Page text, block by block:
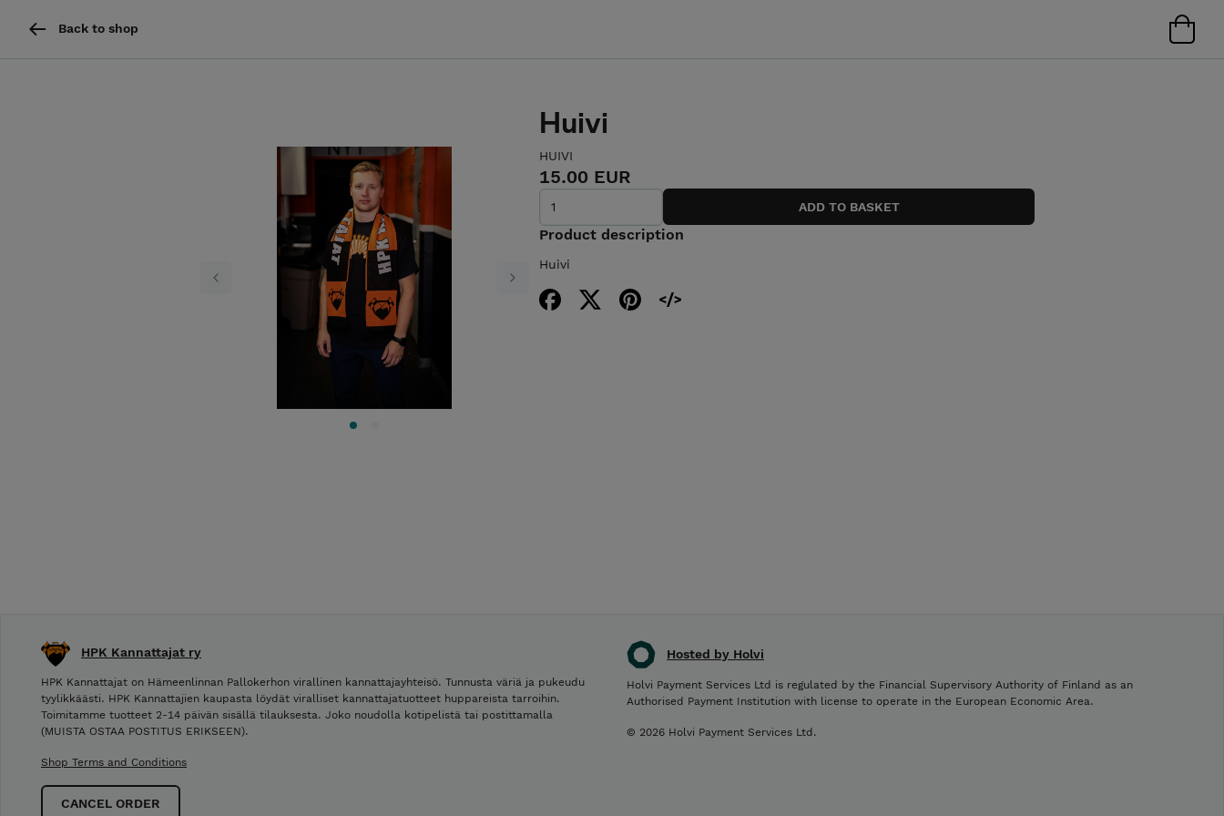
Back to shop
Previous Next
Huivi
HUIVI
15.00 EUR
Product description
Huivi
Hosted by Holvi
Holvi Payment Services Ltd is regulated by the Financial Supervisory Authority of Finland as an
Authorised Payment Institution with license to operate in the European Economic Area.
© 2026 Holvi Payment Services Ltd.
HPK Kannattajat ry
HPK Kannattajat on Hämeenlinnan Pallokerhon virallinen kannattajayhteisö. Tunnusta väriä ja pukeudu
tyylikkäästi. HPK Kannattajien kaupasta löydät viralliset kannattajatuotteet huppareista tarroihin.
Toimitamme tuotteet 2-14 päivän sisällä tilauksesta. Joko noudolla kotipelistä tai postittamalla
(MUISTA OSTAA POSTITUS ERIKSEEN).
Shop Terms and Conditions
CANCEL ORDER